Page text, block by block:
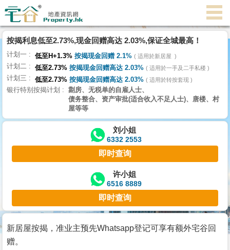
代
理
主
页
搵
楼/
交
业
主
宅
谷
按
按揭利息低至2.73%,现金回赠高达 2.03%,保证全城最高！
计划一 低至H+1.3% 按揭现金回赠 2.1% 适用於新居屋
计划二 低至2.73% 按揭现金回赠高达 2.03% 适用於一手及二手私楼
计划三 低至2.73% 按揭现金回赠高达 2.03% 适用於转按套现
银行特别按揭计划
劏房、无税单的自雇人士、
债务整合、资产审批(适合收入不足人士)、唐楼、村
屋等等
刘小姐
6332 2553
即时查询
许小姐
6516 8889
即时查询
新居屋按揭，准业主预先Whatsapp登记可享有额外宅谷回
赠。